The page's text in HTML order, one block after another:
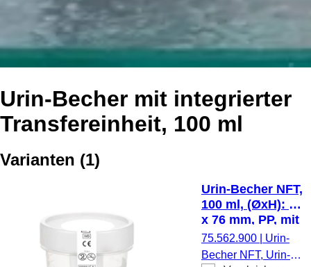
Urin-Becher mit integrierter
Transfereinheit, 100 ml
Varianten (1)
Urin-Becher NFT,
100 ml, (ØxH): 57
x 76 mm, PP, mit
Sicherheitsetikett,
mit integrierter
75.562.900
Urin-
Becher NFT, Urin-